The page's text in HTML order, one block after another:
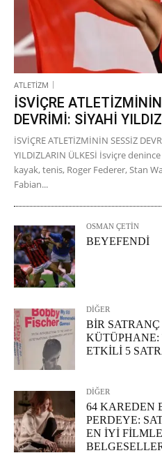
ATLETİZM
İSVİÇRE
DEVRİMİ: SİYAHİ
İSVİÇRE ATLETİZMİNİN SESSİZ
YILDIZLARIN ÜLKESİ İsviçre
kayak, tenis, Roger Federer, Stan
Fabian...
OSMAN ÇETİN
BEYEFENDİ
DİĞER
BİR
ETKİLİ 5
DİĞER
64 KAREDEN
PERDEYE:
EN İYİ